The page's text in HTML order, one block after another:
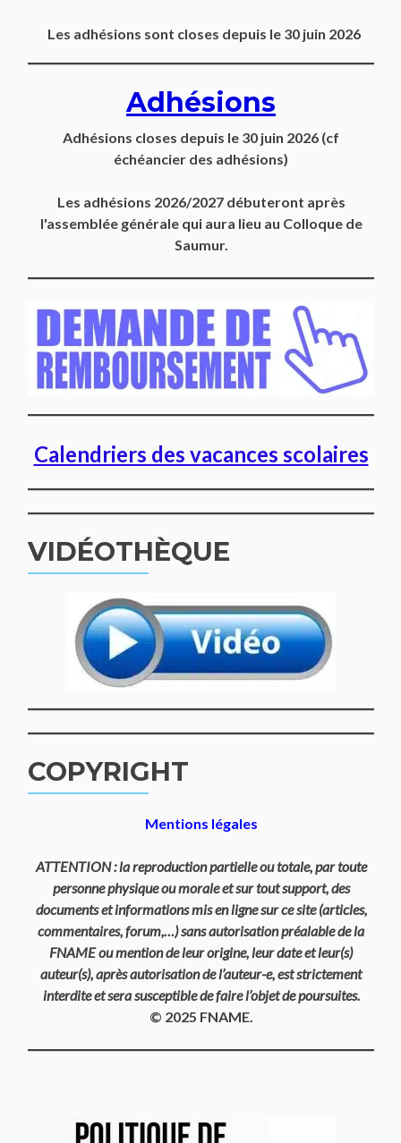
Les adhésions sont closes depuis le 30 juin 2026
Adhésions
Adhésions closes depuis le 30 juin 2026 (cf
échéancier des adhésions)
Les adhésions 2026/2027 débuteront après
l'assemblée générale qui aura lieu au Colloque de
Saumur.
Calendriers des vacances scolaires
VIDÉOTHÈQUE
COPYRIGHT
Mentions légales
ATTENTION : la reproduction partielle ou totale, par toute
personne physique ou morale et sur tout support, des
documents et informations mis en ligne sur ce site (articles,
commentaires, forum,…) sans autorisation préalable de la
FNAME ou mention de leur origine, leur date et leur(s)
auteur(s), après autorisation de l’auteur-e, est strictement
interdite et sera susceptible de faire l’objet de poursuites.
© 2025 FNAME.